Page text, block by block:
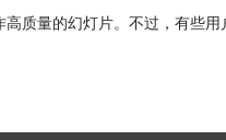
质量的幻灯片。不过，有些